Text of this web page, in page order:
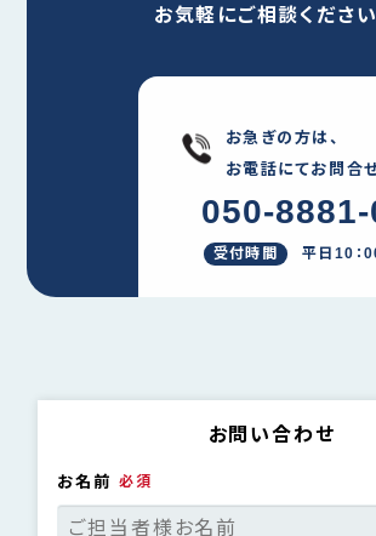
お気軽にご相談ください
お急ぎの方は、
お電話にてお問合
050-
受付時間 平日10：
お問い合わせ
お名前